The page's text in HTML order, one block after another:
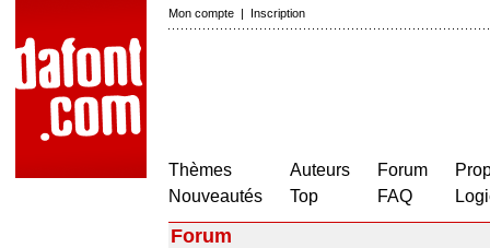
Mon compte | Inscription
Thèmes
Nouveautés
Auteurs
Top
Forum
FAQ
Forum